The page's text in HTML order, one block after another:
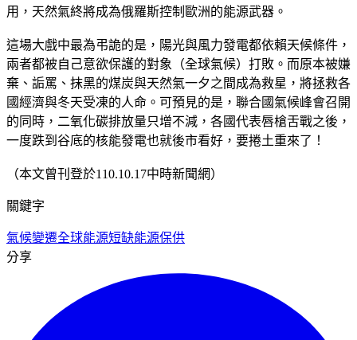
用，天然氣終將成為俄羅斯控制歐洲的能源武器。
這場大戲中最為弔詭的是，陽光與風力發電都依賴天候條件，
兩者都被自己意欲保護的對象（全球氣候）打敗。而原本被嫌
棄、詬罵、抹黑的煤炭與天然氣一夕之間成為救星，將拯救各
國經濟與冬天受凍的人命。可預見的是，聯合國氣候峰會召開
的同時，二氧化碳排放量只增不減，各國代表唇槍舌戰之後，
一度跌到谷底的核能發電也就後市看好，要捲土重來了！
（本文曾刊登於110.10.17中時新聞網）
關鍵字
氣候變遷全球能源短缺能源保供
分享